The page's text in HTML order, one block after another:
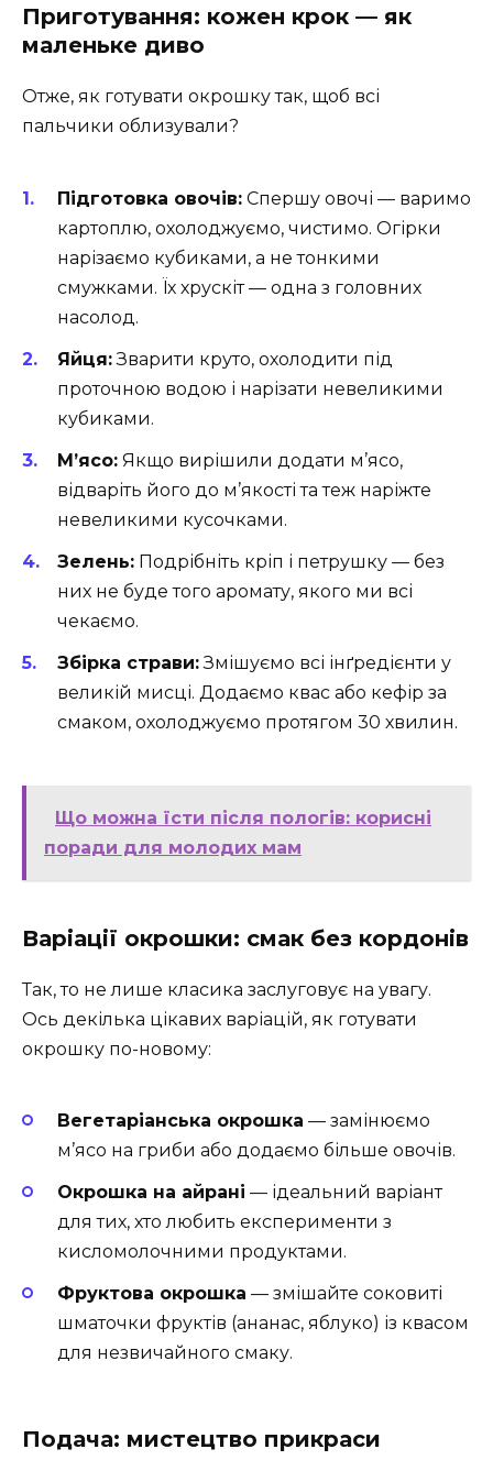
Приготування: кожен крок — як
маленьке диво
Отже, як готувати окрошку так, щоб всі
пальчики облизували?
Підготовка овочів: Спершу овочі — варимо
картоплю, охолоджуємо, чистимо. Огірки
нарізаємо кубиками, а не тонкими
смужками. Їх хрускіт — одна з головних
насолод.
Яйця:Зварити круто, охолодити під
проточною водою і нарізати невеликими
кубиками.
М’ясо: Якщо вирішили додати м’ясо,
відваріть його до м’якості та теж наріжте
невеликими кусочками.
Зелень: Подрібніть кріп і петрушку — без
них не буде того аромату, якого ми всі
чекаємо.
Збірка страви:Змішуємо всі інґредієнти у
великій мисці. Додаємо квас або кефір за
смаком, охолоджуємо протягом 30 хвилин.
Що можна їсти після пологів: корисні
поради для молодих мам
Варіації окрошки: смак без кордонів
Так, то не лише класика заслуговує на увагу.
Ось декілька цікавих варіацій, як готувати
окрошку по-новому:
Вегетаріанська окрошка — замінюємо
м’ясо на гриби або додаємо більше овочів.
Окрошка на айрані — ідеальний варіант
для тих, хто любить експерименти з
кисломолочними продуктами.
Фруктова окрошка — змішайте соковиті
шматочки фруктів (ананас, яблуко) із квасом
для незвичайного смаку.
Подача: мистецтво прикраси